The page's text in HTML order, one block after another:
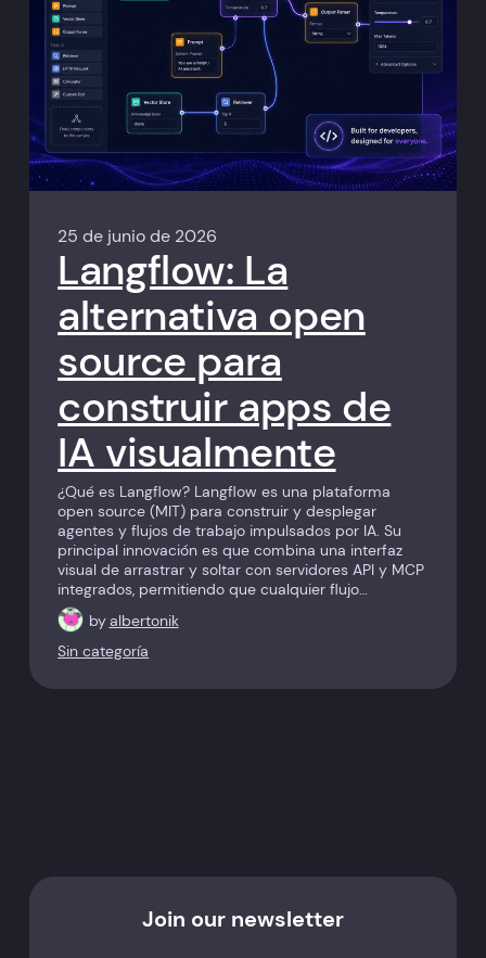
25 de junio de 2026
Langflow: La
alternativa open
source para
construir apps de
IA visualmente
¿Qué es Langflow? Langflow es una plataforma
open source (MIT) para construir y desplegar
agentes y flujos de trabajo impulsados por IA. Su
principal innovación es que combina una interfaz
visual de arrastrar y soltar con servidores API y MCP
integrados, permitiendo que cualquier flujo…
byalbertonik
Sin categoría
Join our newsletter